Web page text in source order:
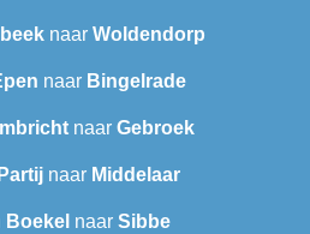
naar Woldendorp
naar Bingelrade
naar Gebroek
Partijnaar Middelaar
Boekel naar Sibbe